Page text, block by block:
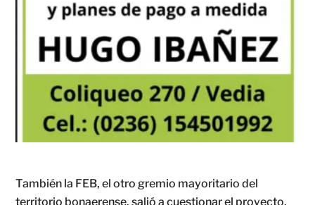
También la FEB, el otro gremio mayoritario del
territorio bonaerense, salió a cuestionar el proyecto.